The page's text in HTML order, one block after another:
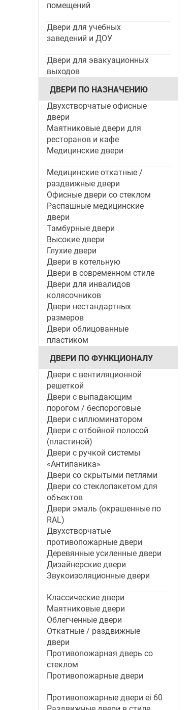
помещений
Двери для учебных
заведений и ДОУ
Двери для эвакуационных
выходов
ДВЕРИ ПО НАЗНАЧЕНИЮ
Двухстворчатые офисные
двери
Маятниковые двери для
ресторанов и кафе
Медицинские двери
Медицинские откатные /
раздвижные двери
Офисные двери со стеклом
Распашные медицинские
двери
Тамбурные двери
Высокие двери
Глухие двери
Двери в котельную
Двери в современном стиле
Двери для инвалидов
колясочников
Двери нестандартных
размеров
Двери облицованные
пластиком
ДВЕРИ ПО ФУНКЦИОНАЛУ
Двери с вентиляционной
решеткой
Двери с выпадающим
порогом / беспороговые
Двери с иллюминатором
Двери с отбойной полосой
(пластиной)
Двери с ручкой системы
«Антипаника»
Двери со скрытыми петлями
Двери со стеклопакетом для
объектов
Двери эмаль (окрашенные по
RAL)
Двухстворчатые
противопожарные двери
Деревянные усиленные двери
Дизайнерские двери
Звукоизоляционные двери
Классические двери
Маятниковые двери
Облегченные двери
Откатные / раздвижные
двери
Противопожарная дверь со
стеклом
Противопожарные двери
Противопожарные двери ei 60